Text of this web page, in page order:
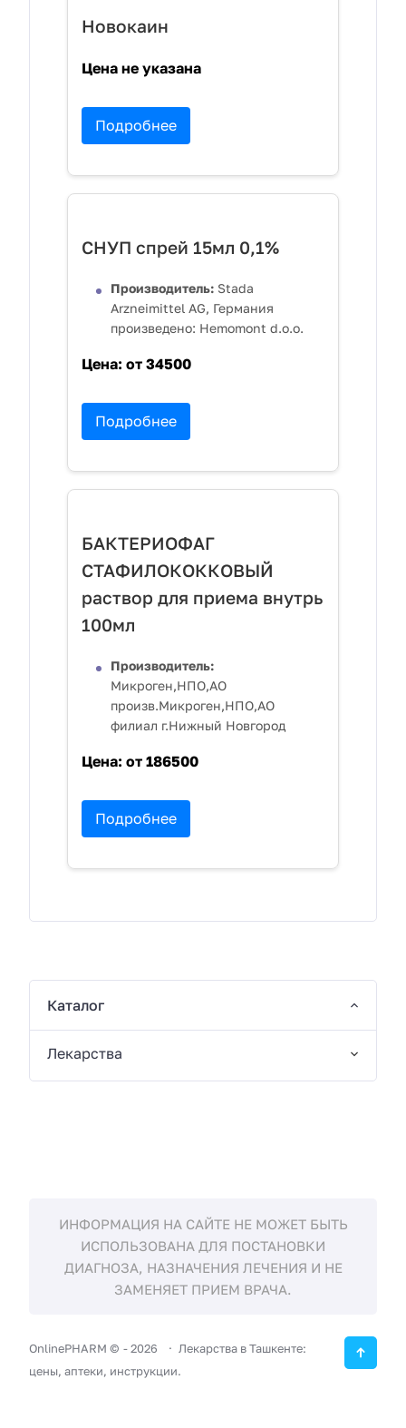
Новокаин
Цена не указана
Подробнее
СНУП спрей 15мл 0,1%
Производитель: Stada
Arzneimittel AG, Германия
произведено: Hemomont d.o.o.
Цена: от 34500
Подробнее
БАКТЕРИОФАГ
СТАФИЛОКОККОВЫЙ
раствор для приема внутрь
100мл
Производитель:
Микроген,НПО,АО
произв.Микроген,НПО,АО
филиал г.Нижный Новгород
Цена: от 186500
Подробнее
Каталог
Лекарства
ИНФОРМАЦИЯ НА САЙТЕ НЕ МОЖЕТ БЫТЬ
ИСПОЛЬЗОВАНА ДЛЯ ПОСТАНОВКИ
ДИАГНОЗА, НАЗНАЧЕНИЯ ЛЕЧЕНИЯ И НЕ
ЗАМЕНЯЕТ ПРИЕМ ВРАЧА.
OnlinePHARM © -2026
Лекарства в Ташкенте:
цены, аптеки, инструкции.